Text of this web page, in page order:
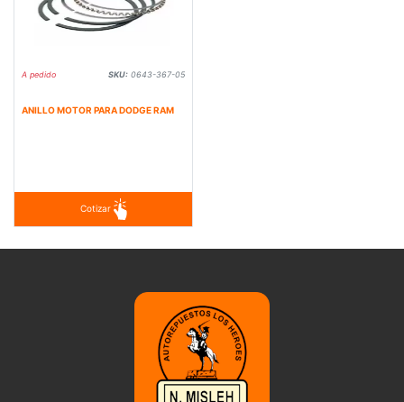
A pedido SKU: 0643-367-05
ANILLO MOTOR PARA DODGE RAM
Cotizar